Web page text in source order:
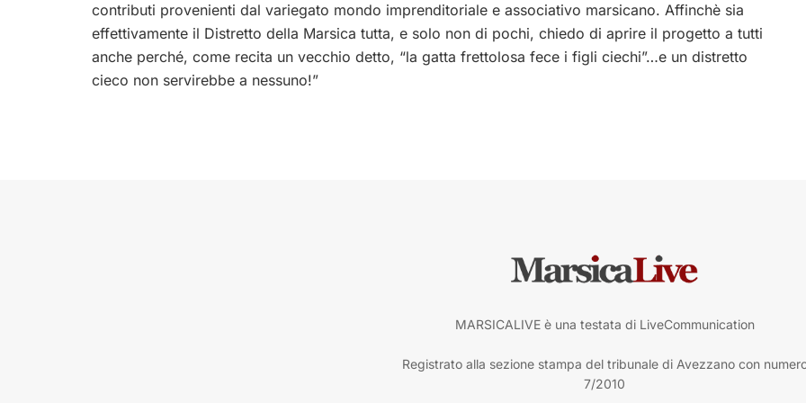
contributi provenienti dal variegato mondo imprenditoriale e associativo marsicano. Affinchè sia
effettivamente il Distretto della Marsica tutta, e solo non di pochi, chiedo di aprire il progetto a tutti
anche perché, come recita un vecchio detto, “la gatta frettolosa fece i figli ciechi”…e un distretto
cieco non servirebbe a nessuno!”
MARSICALIVE è una testata di LiveCommunication
Registrato alla sezione stampa del tribunale di Avezzano con
7/2010